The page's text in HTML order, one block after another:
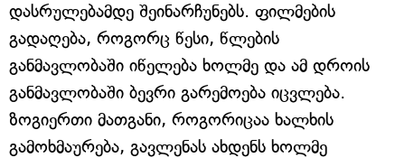
დასრულებამდე შეინარჩუნებს. ფილმების
გადაღება, როგორც წესი, წლების
განმავლობაში იწელება ხოლმე და ამ დროის
განმავლობაში ბევრი გარემოება იცვლება.
ზოგიერთი მათგანი, როგორიცაა ხალხის
გამოხმაურება, გავლენას ახდენს ხოლმე